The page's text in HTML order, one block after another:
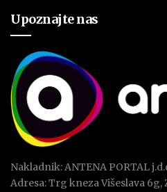
Upoznajte nas
Nakladnik: ANTENA PORTAL
Adresa: Trg kneza Višeslava 6g,